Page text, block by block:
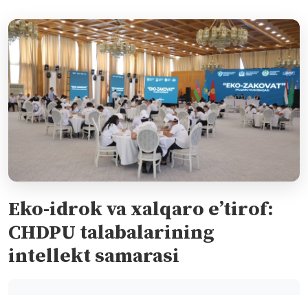
Eko-idrok va xalqaro e’tirof:
CHDPU talabalarining
intellekt samarasi